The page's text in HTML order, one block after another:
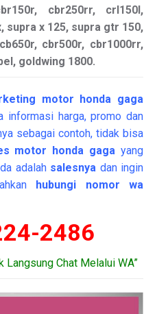
cbr250rr, crl150l,
supra x 125, supra gtr 150,
cbr500r, cbr1000rr,
goldwing 1800.
motor honda gaga
informasi harga, promo dan
sebagai contoh, tidak bisa
motor honda gaga yang
adalah salesnya dan ingin
hubungi nomor wa
2486
Langsung Chat Melalui WA”